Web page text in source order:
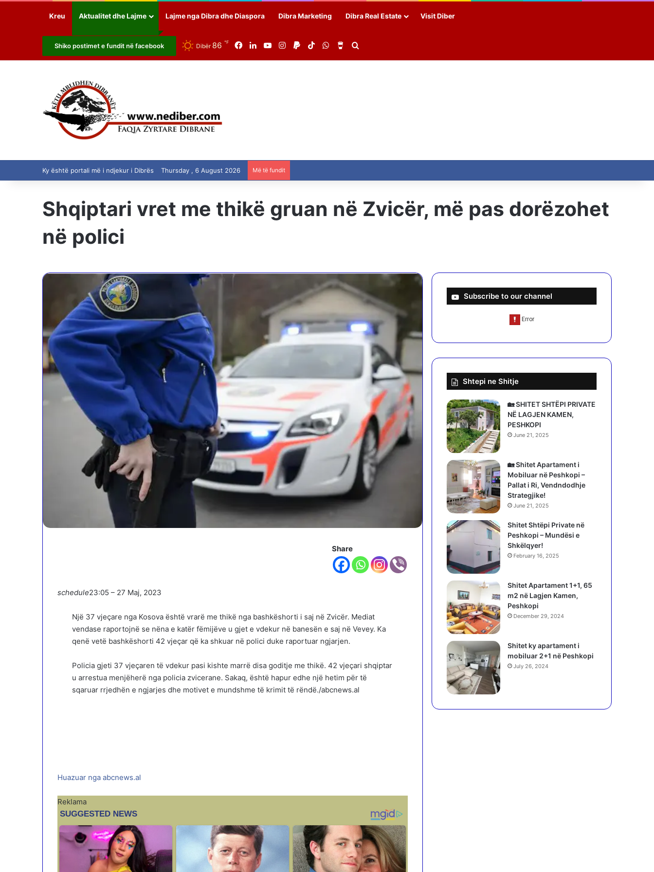
Kreu Aktualitet dhe Lajme Lajme nga Dibra dhe Diaspora Dibra Marketing Dibra Real Estate Visit Diber
Shiko postimet e fundit në facebook Dibër 86 ℉ FacebookLinkedInYouTubeInstagram
PaypalTikTokWhatsAppBuy Me a Coffee
Ky është portali më i ndjekur i Dibrës Thursday , 6 August 2026 Më të fundit
Shqiptari vret me thikë gruan në Zvicër, më pas dorëzohet
në polici
Share
schedule23:05 – 27 Maj, 2023
Një 37 vjeçare nga Kosova është vrarë me thikë nga bashkëshorti i saj në Zvicër. Mediat
vendase raportojnë se nëna e katër fëmijëve u gjet e vdekur në banesën e saj në Vevey. Ka
qenë vetë bashkëshorti 42 vjeçar që ka shkuar në polici duke raportuar ngjarjen.
Policia gjeti 37 vjeçaren të vdekur pasi kishte marrë disa goditje me thikë. 42 vjeçari shqiptar
u arrestua menjëherë nga policia zvicerane. Sakaq, është hapur edhe një hetim për të
sqaruar rrjedhën e ngjarjes dhe motivet e mundshme të krimit të rëndë./abcnews.al
Huazuar nga abcnews.al
Reklama
Subscribe to our channel
Shtepi ne Shitje
🏡 SHITET SHTËPI PRIVATE
NË LAGJEN KAMEN,
PESHKOPI
June 21, 2025
🏡 Shitet Apartament i
Mobiluar në Peshkopi –
Pallat i Ri, Vendndodhje
Strategjike!
June 21, 2025
Shitet Shtëpi Private në
Peshkopi – Mundësi e
Shkëlqyer!
February 16, 2025
Shitet Apartament 1+1, 65
m2 në Lagjen Kamen,
Peshkopi
December 29, 2024
Shitet ky apartament i
mobiluar 2+1 në Peshkopi
July 26, 2024